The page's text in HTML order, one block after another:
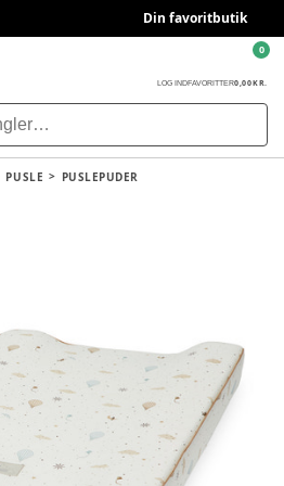
Din favoritbutik
LOG INDFAVORITTER0,00 KR.
0
PUSLE PUSLEPUDER